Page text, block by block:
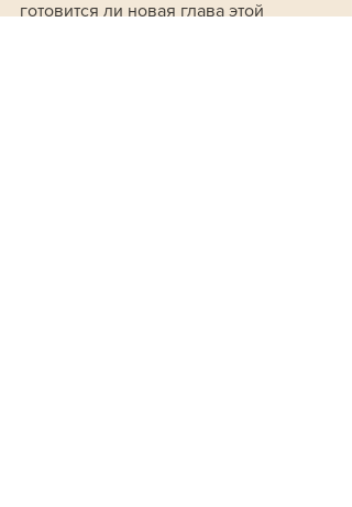
готовится ли новая глава этой